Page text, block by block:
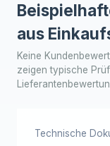
aus
Keine
zeigen typische
Technische